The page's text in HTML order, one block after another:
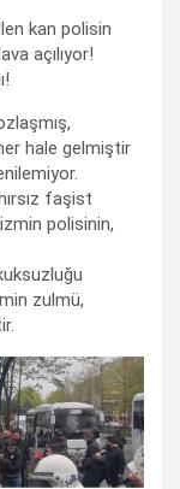
kan polisin
açılıyor!
hale gelmiştir
faşist
polisinin,
zulmü,